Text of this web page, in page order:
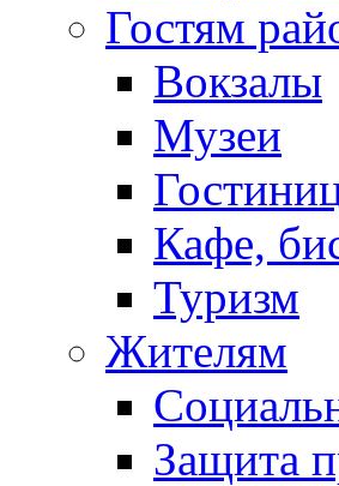
Гостям
Вокзалы
Музеи
Кафе,
Туризм
Жителям
Защита